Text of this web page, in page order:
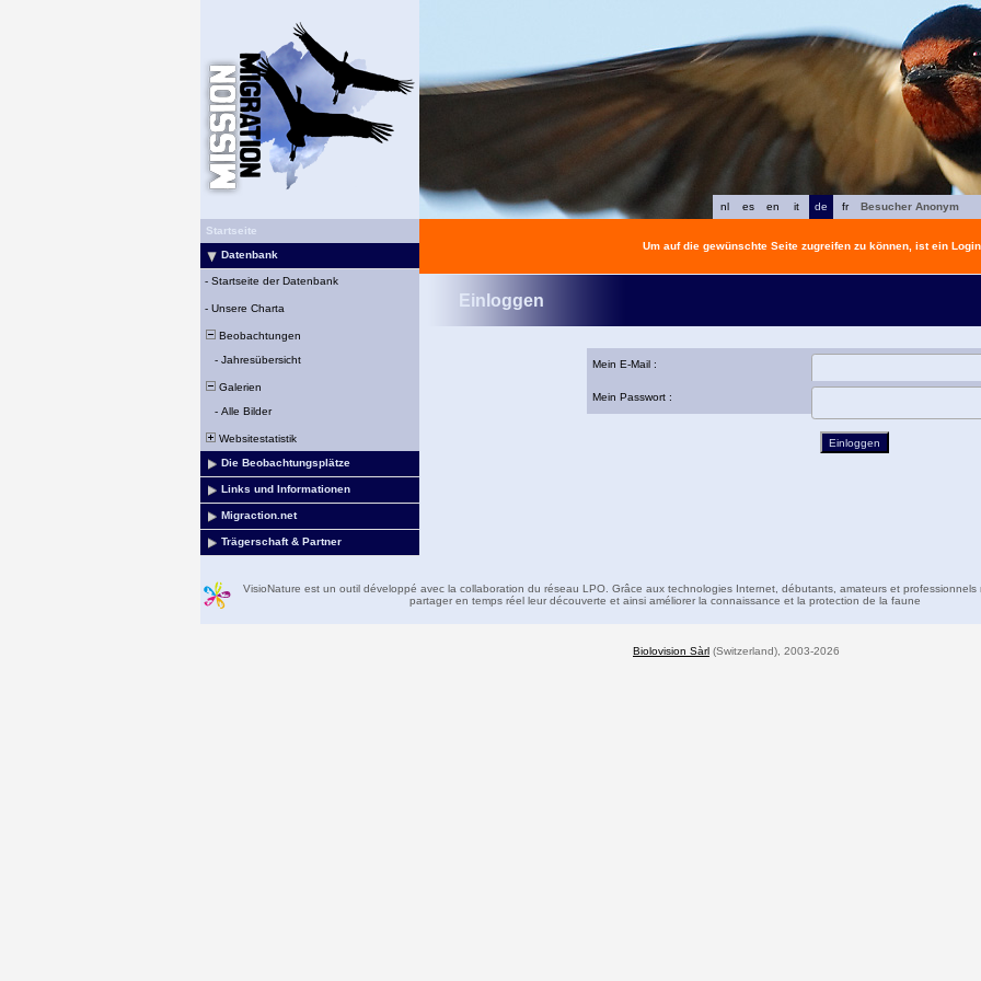
fr
de
it
en
es
nl
Besucher Anonym
Startseite
Datenbank
- Startseite der Datenbank
- Unsere Charta
Beobachtungen
- Jahresübersicht
Galerien
- Alle Bilder
Websitestatistik
Die Beobachtungsplätze
Links und Informationen
Migraction.net
Trägerschaft & Partner
Um auf die gewünschte Seite zugreifen zu können, ist ein
Einloggen
Mein E-Mail :
Mein Passwort :
VisioNature est un outil développé avec la collaboration du réseau LPO. Grâce aux technologies Internet, débutants, amateurs et professionnels
partager en temps réel leur découverte et ainsi améliorer la connaissance et la protection de la faune
Biolovision Sàrl (Switzerland), 2003-2026